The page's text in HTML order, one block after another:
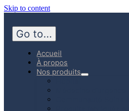
Skip to content
Go to...
Accueil
À propos
Nos produits